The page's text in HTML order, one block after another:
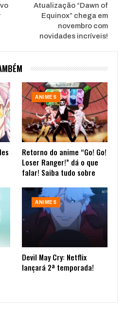
Atualização “Dawn of
Equinox” chega em
novembro com
novidades incríveis!
ANIMES
Retorno do anime “Go! Go!
Loser Ranger!” dá o que
falar! Saiba tudo sobre
ANIMES
Devil May Cry: Netflix
lançará 2ª temporada!